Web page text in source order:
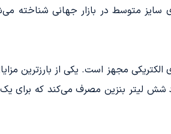
سایز متوسط در بازار جهانی شناخته
به همراه موتورهای الکتریکی مجهز است. یکی
شش لیتر بنزین مصرف می‌کند که برای